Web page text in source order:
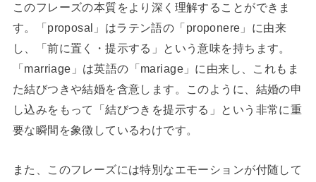
このフレーズの本質をより深く理解することができま
す。「proposal」はラテン語の「proponere」に由来
し、「前に置く・提示する」という意味を持ちます。
「marriage」は英語の「mariage」に由来し、これもま
た結びつきや結婚を含意します。このように、結婚の申
し込みをもって「結びつきを提示する」という非常に重
要な瞬間を象徴しているわけです。
また、このフレーズには特別なエモーションが付随して